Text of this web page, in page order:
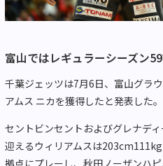
富山ではレギュラーシーズン
千葉ジェッツは7月6日、富山グラ
アムス ニカを獲得したと発表した。
セントビンセントおよびグレナデ
迎えるウィリアムスは
拠点にプレーし、秋田ノーザンハ